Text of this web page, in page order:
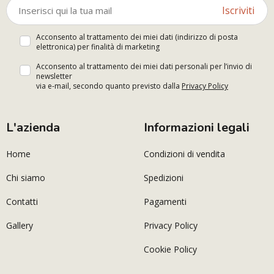
Iscriviti
Acconsento al trattamento dei miei dati (indirizzo di posta
elettronica) per finalità di marketing
Acconsento al trattamento dei miei dati personali per l’invio di
newsletter
via e-mail, secondo quanto previsto dalla Privacy Policy
L'azienda
Home
Chi siamo
Contatti
Gallery
Informazioni legali
Condizioni di vendita
Spedizioni
Pagamenti
Privacy Policy
Cookie Policy